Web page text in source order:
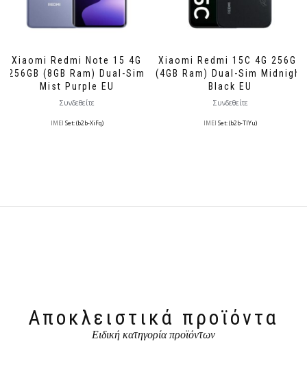
Xiaomi Redmi Note 15 4G
256GB (8GB Ram) Dual-Sim
Μist Purple EU
Συνδεθείτε
IMEI Set: (b2b-XiFq)
Xiaomi Redmi 15C 4G 256GB
(4GB Ram) Dual-Sim Midnight
Black EU
Συνδεθείτε
IMEI Set: (b2b-TlYu)
Αποκλειστικά προϊόντα
Ειδική κατηγορία προϊόντων